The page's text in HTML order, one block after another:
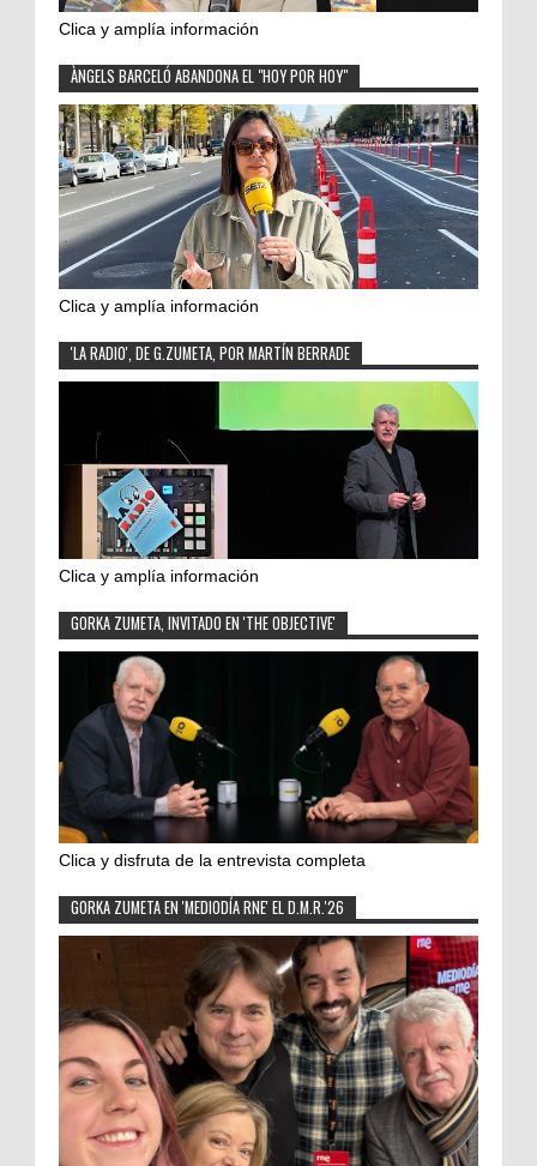
Clica y amplía información
ÀNGELS BARCELÓ ABANDONA EL "HOY POR HOY"
Clica y amplía información
'LA RADIO', DE G.ZUMETA, POR MARTÍN BERRADE
Clica y amplía información
GORKA ZUMETA, INVITADO EN 'THE OBJECTIVE'
Clica y disfruta de la entrevista completa
GORKA ZUMETA EN 'MEDIODÍA RNE' EL D.M.R.'26